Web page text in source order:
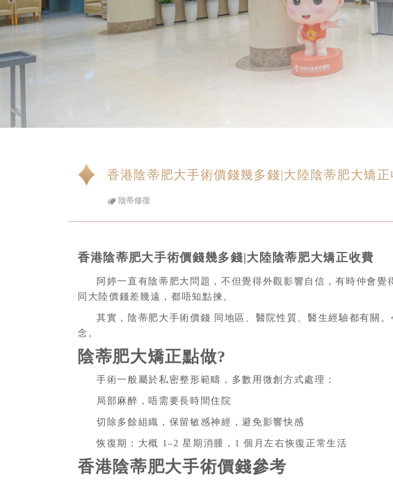
香港陰蒂肥大手術價錢幾多錢|大陸陰蒂肥大矯正
陰蒂修復
香港陰蒂肥大手術價錢幾多錢|大陸陰蒂肥大矯正收費
阿婷一直有陰蒂肥大問題，不但覺得外觀影響自信，有時仲會
同大陸價錢差幾遠，都唔知點揀。
其實，陰蒂肥大手術價錢 同地區、醫院性質、醫生經驗都有關
念。
陰蒂肥大矯正點做?
手術一般屬於私密整形範疇，多數用微創方式處理：
局部麻醉，唔需要長時間住院
切除多餘組織，保留敏感神經，避免影響快感
恢復期：大概 1–2 星期消腫，1 個月左右恢復正常生活
香港陰蒂肥大手術價錢參考